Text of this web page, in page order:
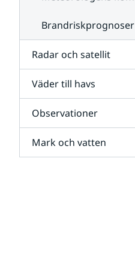
Brandriskprognoser
Radar och satellit
Väder till havs
Observationer
Mark och vatten